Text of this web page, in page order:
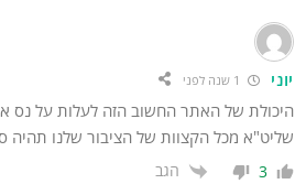
1 שנה לפני
של האתר החשוב הזה לעלות על נס את כל
מכל הקצוות של הציבור שלנו תהיה סוד
3 הגב